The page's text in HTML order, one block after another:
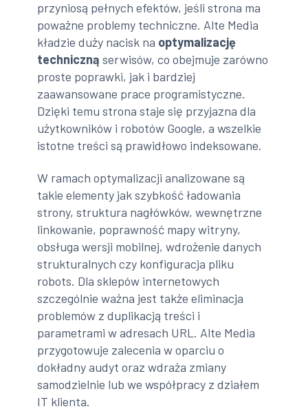
przyniosą pełnych efektów, jeśli strona ma
poważne problemy techniczne. Alte Media
kładzie duży nacisk na optymalizację
techniczną serwisów, co obejmuje zarówno
proste poprawki, jak i bardziej
zaawansowane prace programistyczne.
Dzięki temu strona staje się przyjazna dla
użytkowników i robotów Google, a wszelkie
istotne treści są prawidłowo indeksowane.
W ramach optymalizacji analizowane są
takie elementy jak szybkość ładowania
strony, struktura nagłówków, wewnętrzne
linkowanie, poprawność mapy witryny,
obsługa wersji mobilnej, wdrożenie danych
strukturalnych czy konfiguracja pliku
robots. Dla sklepów internetowych
szczególnie ważna jest także eliminacja
problemów z duplikacją treści i
parametrami w adresach URL. Alte Media
przygotowuje zalecenia w oparciu o
dokładny audyt oraz wdraża zmiany
samodzielnie lub we współpracy z działem
IT klienta.